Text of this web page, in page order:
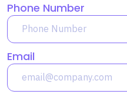
Phone Number
Email